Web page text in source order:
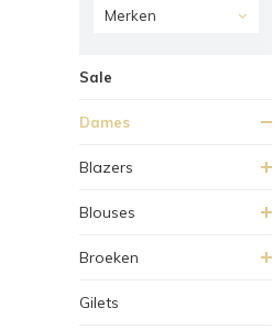
Merken
Sale
Dames
Blazers
Blouses
Broeken
Gilets